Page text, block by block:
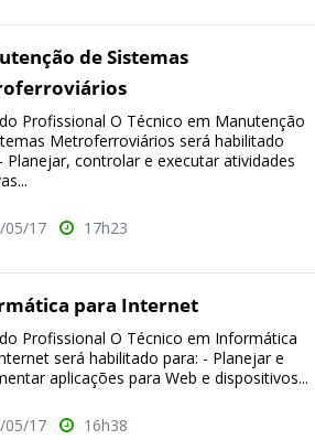
de Sistemas
Profissional O Técnico em Manutenção
Metroferroviários será habilitado
Planejar, controlar e executar atividades
05/17 17h23
para Internet
Profissional O Técnico em Informática
será habilitado para: - Planejar e
aplicações para Web e dispositivos...
05/17 16h38